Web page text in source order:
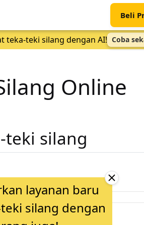
Beli
teka-teki silang dengan AI! Coba
Online
teki silang
layanan baru
silang dengan